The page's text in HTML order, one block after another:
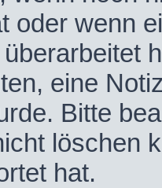
oder wenn
eine
Bitte
löschen
hat.